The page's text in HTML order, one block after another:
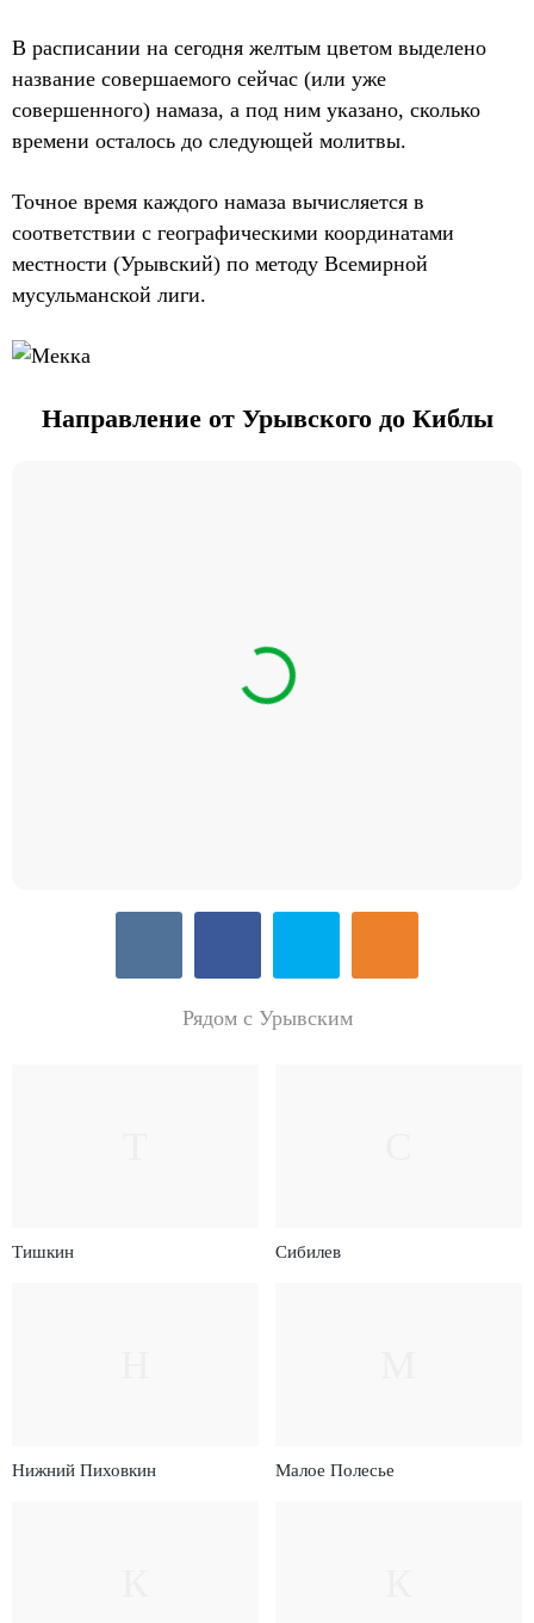
В расписании на сегодня желтым цветом выделено
название совершаемого сейчас (или уже
совершенного) намаза, а под ним указано, сколько
времени осталось до следующей молитвы.
Точное время каждого намаза вычисляется в
соответствии с географическими координатами
местности (Урывский) по методу Всемирной
мусульманской лиги.
Направление от Урывского до Киблы
Рядом с Урывским
Тишкин Сибилев
Нижний Пиховкин Малое Полесье